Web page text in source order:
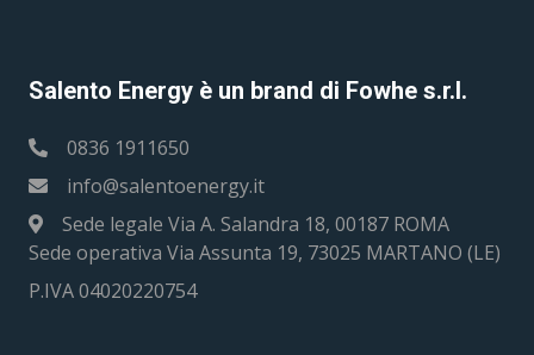
Salento Energy è un brand di Fowhe s.r.l.
0836 1911650
info@salentoenergy.it
Sede legale Via A. Salandra 18, 00187 ROMA
Sede operativa Via Assunta 19, 73025 MARTANO (LE)
P.IVA 04020220754